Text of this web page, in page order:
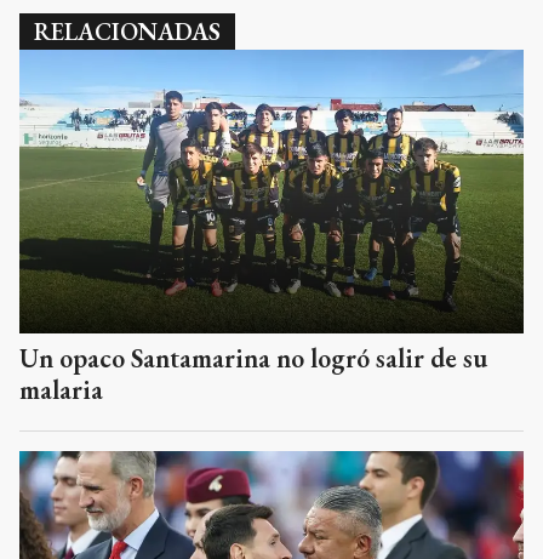
RELACIONADAS
Un opaco Santamarina no logró salir de su
malaria